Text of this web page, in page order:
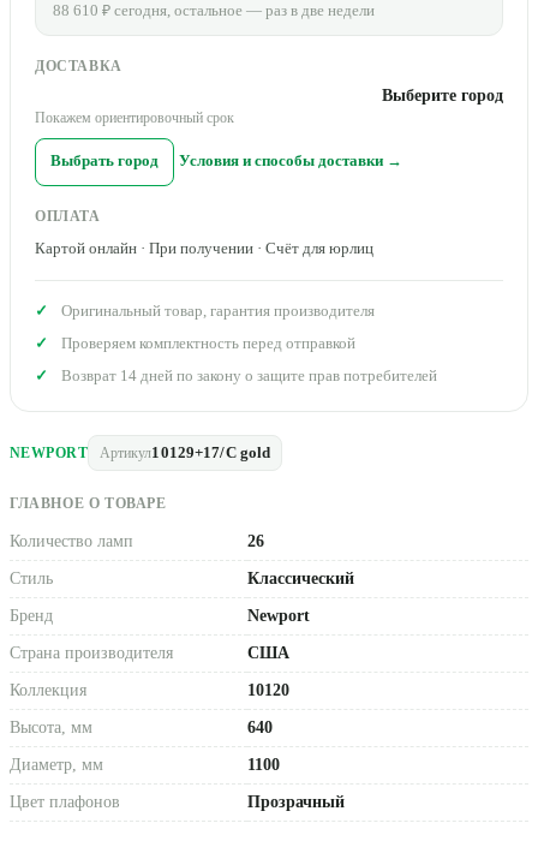
NEWPORT Артикул10129+17/C gold
ГЛАВНОЕ О ТОВАРЕ
Количество ламп 26
Стиль Классический
Бренд Newport
Страна производителя США
Коллекция 10120
Высота, мм 640
Диаметр, мм 1100
Цвет плафонов Прозрачный
88 610 ₽ сегодня, остальное — раз в две недели
ДОСТАВКА
Выберите город
Покажем ориентировочный срок
Выбрать город Условия и способы доставки →
ОПЛАТА
Картой онлайн · При получении · Счёт для юрлиц
Оригинальный товар, гарантия производителя
Проверяем комплектность перед отправкой
Возврат 14 дней по закону о защите прав потребителей